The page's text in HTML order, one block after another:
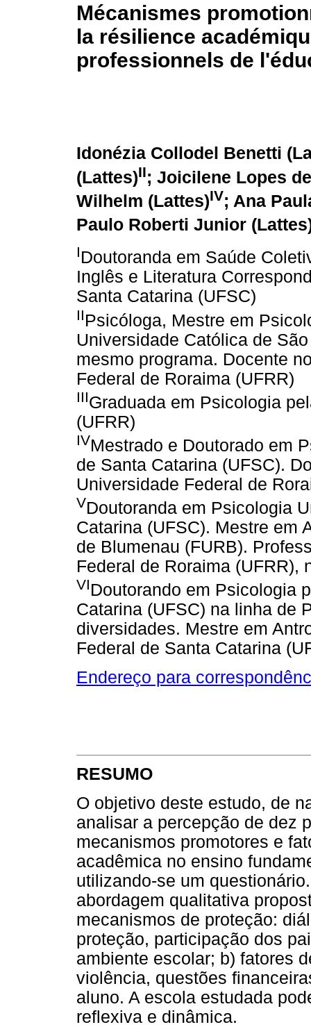
Mécanismes
la résilience
professionnels de
Idonézia Collodel Benetti
(Lattes)II; Joicilene Lopes
Wilhelm (Lattes)IV; Ana
Paulo Roberti Junior
IDoutoranda em Saúde
Inglês e Literatura
Santa Catarina (UFSC)
IIPsicóloga, Mestre em
Universidade Católica de
mesmo programa. Docente
Federal de Roraima (UFRR)
IIIGraduada em Psicologia
(UFRR)
IVMestrado e Doutorado em
de Santa Catarina (UFSC).
Universidade Federal de
VDoutoranda em Psicologia
Catarina (UFSC). Mestre em
de Blumenau (FURB).
Federal de Roraima (UFRR),
VIDoutorando em Psicologia
Catarina (UFSC) na linha de
diversidades. Mestre em
Federal de Santa Catarina
Endereço para
RESUMO
O objetivo deste estudo, de
analisar a percepção de dez
mecanismos promotores e
acadêmica no ensino
utilizando-se um
abordagem qualitativa
mecanismos de proteção:
proteção, participação dos
ambiente escolar; b) fatores
violência, questões
aluno. A escola estudada
reflexiva e dinâmica.